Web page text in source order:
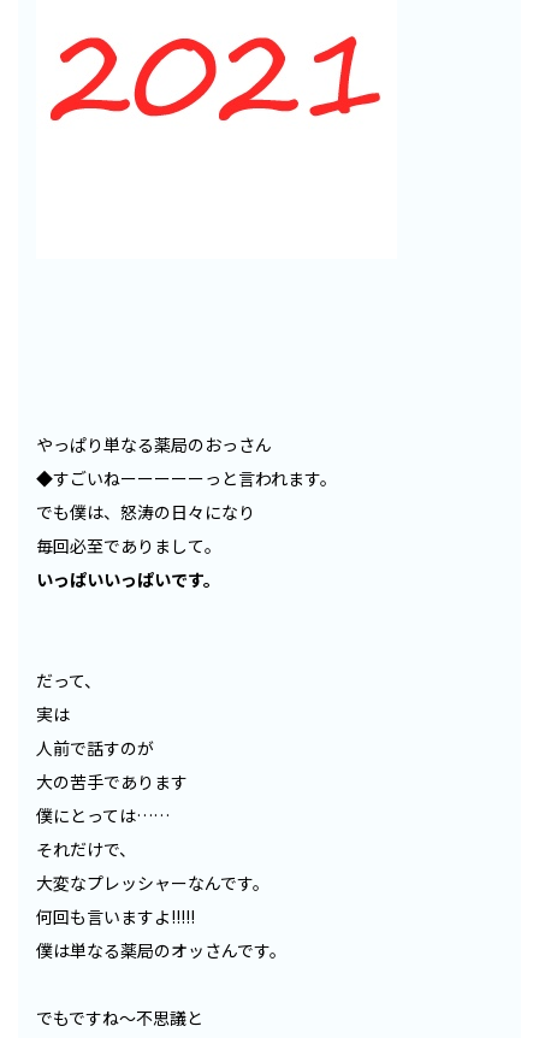
やっぱり単なる薬局のおっさん
◆すごいねーーーーーっと言われます。
でも僕は、怒涛の日々になり
毎回必至でありまして。
いっぱいいっぱいです。
だって、
実は
人前で話すのが
大の苦手であります
僕にとっては……
それだけで、
大変なプレッシャーなんです。
何回も言いますよ!!!!!
僕は単なる薬局のオッさんです。
でもですね～不思議と